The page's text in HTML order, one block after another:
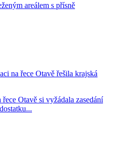
areálem s přísně
na řece Otavě řešila krajská
Otavě si vyžádala zasedání